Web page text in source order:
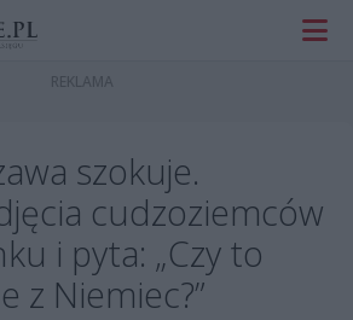
szokuje.
cudzoziemców
i pyta: „Czy to
z Niemiec?”